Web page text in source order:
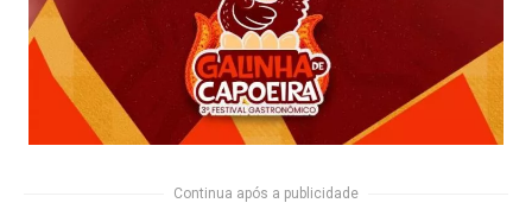
Continua após a publicidade